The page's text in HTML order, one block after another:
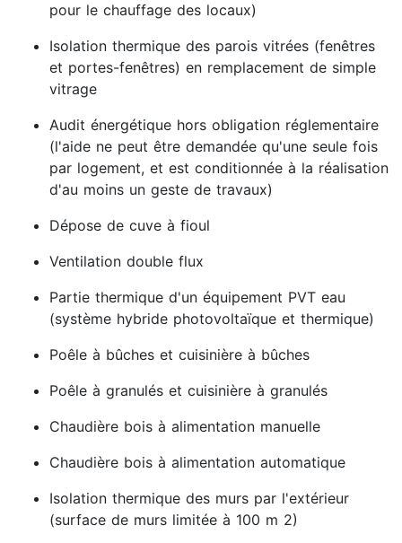
pour le chauffage des locaux)
Isolation thermique des parois vitrées (fenêtres
et portes-fenêtres) en remplacement de simple
vitrage
Audit énergétique hors obligation réglementaire
(l'aide ne peut être demandée qu'une seule fois
par logement, et est conditionnée à la réalisation
d'au moins un geste de travaux)
Dépose de cuve à fioul
Ventilation double flux
Partie thermique d'un équipement PVT eau
(système hybride photovoltaïque et thermique)
Poêle à bûches et cuisinière à bûches
Poêle à granulés et cuisinière à granulés
Chaudière bois à alimentation manuelle
Chaudière bois à alimentation automatique
Isolation thermique des murs par l'extérieur
(surface de murs limitée à 100 m 2)